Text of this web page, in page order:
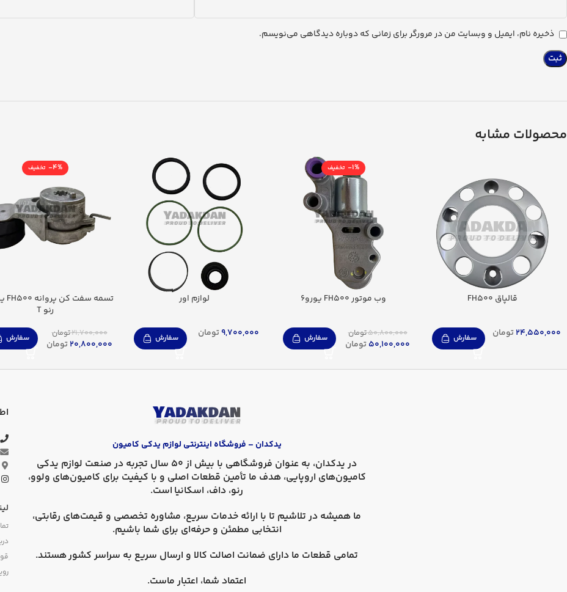
ذخیره نام، ایمیل و وبسایت من در مرورگر برای زمانی که دوباره دیدگاهی می‌نویسم.
محصولات مشابه
قالپاق FH500
24,550,000تومان سفارش
-1%
وب موتور FH500 یورو6
50,800,000تومان
50,100,000تومان سفارش
لوازم اور
9,700,000تومان سفارش
-4%
رنو T
21,700,000تومان
20,800,000تومان سفارش
یدکدان – فروشگاه اینترنتی لوازم یدکی کامیون
در یدکدان
، به عنوان فروشگاهی با بیش از 50 سال تجربه در صنعت لوازم یدکی
کامیون‌های اروپایی، هدف ما تأمین قطعات اصلی و با کیفیت برای کامیون‌های ولوو،
رنو، داف، اسکانیا است.
ما همیشه در تلاشیم تا با ارائه خدمات سریع، مشاوره تخصصی و قیمت‌های رقابتی،
انتخابی مطمئن و حرفه‌ای برای شما باشیم.
تمامی قطعات ما دارای ضمانت اصالت کالا و ارسال سریع به سراسر کشورهستند.
اعتماد شما، اعتبار ماست.